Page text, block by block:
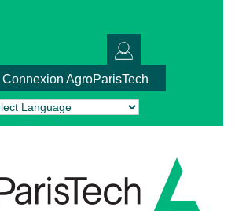
Connexion AgroParisTech
by Translate